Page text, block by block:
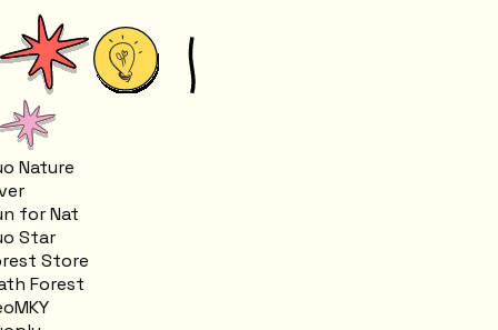
Nature
for Nat
Star
Store
Forest